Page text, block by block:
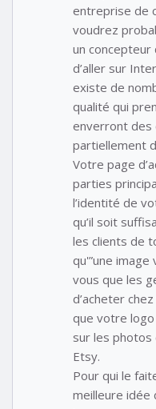
entreprise de
voudrez
un
d’aller sur
existe de
qualité qui
enverront des
partiellement
Votre page
parties
l’identité de
qu’il soit
les clients de
qu'”une
vous que les
d’acheter
que votre
sur les
Etsy.
Pour qui le
meilleure idée